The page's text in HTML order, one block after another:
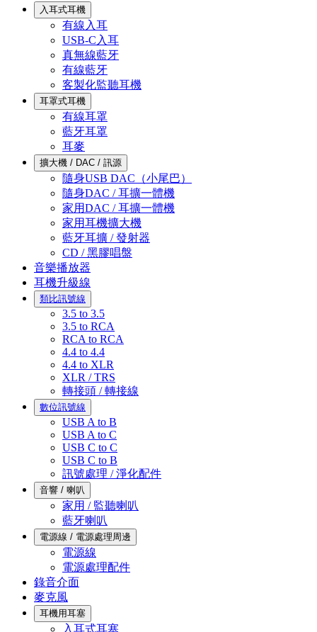
入耳式耳機
有線入耳
USB-C入耳
真無線藍牙
有線藍牙
客製化監聽耳機
耳罩式耳機
有線耳罩
藍牙耳罩
耳麥
擴大機 / DAC / 訊源
隨身USB DAC（小尾巴）
隨身DAC / 耳擴一體機
家用DAC / 耳擴一體機
家用耳機擴大機
藍牙耳擴 / 發射器
CD / 黑膠唱盤
音樂播放器
耳機升級線
類比訊號線
3.5 to 3.5
3.5 to RCA
RCA to RCA
4.4 to 4.4
4.4 to XLR
XLR / TRS
轉接頭 / 轉接線
數位訊號線
USB A to B
USB A to C
USB C to C
USB C to B
訊號處理 / 淨化配件
音響 / 喇叭
家用 / 監聽喇叭
藍牙喇叭
電源線 / 電源處理周邊
電源線
電源處理配件
錄音介面
麥克風
耳機用耳塞
入耳式耳塞